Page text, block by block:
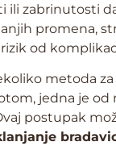
zabrinutosti
promena,
od
metoda za
jedna je od
postupak